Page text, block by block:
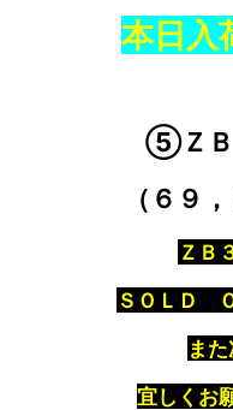
本日入
⑤ＺＢ
（６９
ＺＢ
ＳＯＬＤ
ま
宜しくお